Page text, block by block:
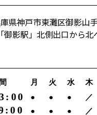
県神戸市東灘区御影山
御影駅」北側出口から北
月 火 水 木
● ● ● ／
● ● ● ／